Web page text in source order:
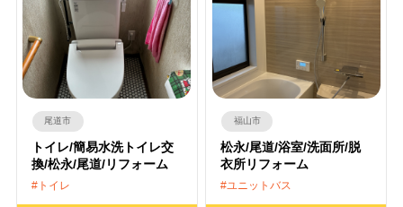
尾道市
トイレ/簡易水洗トイレ交
換/松永/尾道/リフォーム
トイレ
福山市
松永/尾道/浴室/洗面所/脱
衣所リフォーム
ユニットバス